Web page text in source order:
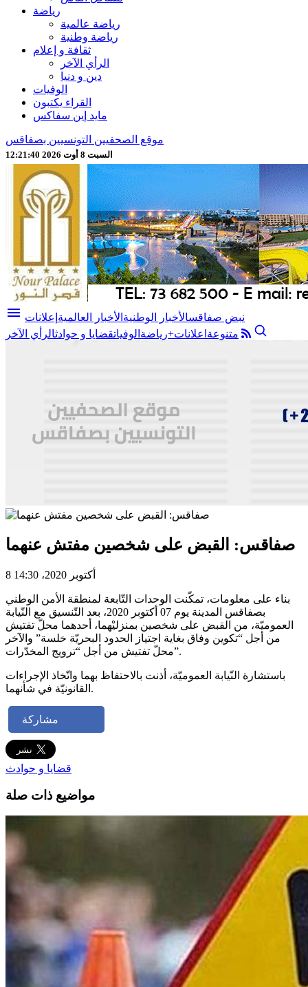
رياضة
رياضة عالمية
رياضة وطنية
ثقافة و إعلام
الرأي الآخر
دين و دنيا
الوفيات
القراء يكتبون
مايد إين سفاكس
موقع الصحفيين التونسيين بصفاقس
السبت 8 أوت 2026 12:21:42
menu نبض صفاقسالأخبار الوطنية الأخبار العالمية إعلانات
متنوعة اعلانات+رياضة الوفياتقضايا و حوادثالرأي الآخر
صفاقس: القبض على شخصين مفتش عنهما
8 أكتوبر 2020، 14:30
بناء على معلومات، تمكّنت الوحدات التّابعة لمنطقة الأمن الوطني
بصفاقس المدينة يوم 07 أكتوبر 2020، بعد التّنسيق مع النّيابة
العموميّة، من القبض على شخصين بمنزليْهما، أحدهما محلّ تفتيش
من أجل “تكوين وفاق بغاية اجتياز الحدود البحريّة خلسة” والآخر
محلّ تفتيش من أجل “ترويج المخدّرات”.
باستشارة النّيابة العموميّة، أذنت بالاحتفاظ بهما واتّخاذ الإجراءات
القانونيّة في شأنهما.
مشاركة
قضايا و حوادث
مواضيع ذات صلة